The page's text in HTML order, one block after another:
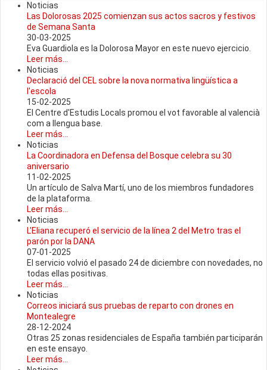
Noticias
Las Dolorosas 2025 comienzan sus actos sacros y festivos
de Semana Santa
30-03-2025
Eva Guardiola es la Dolorosa Mayor en este nuevo ejercicio.
Leer más...
Noticias
Declaració del CEL sobre la nova normativa lingüística a
l'escola
15-02-2025
El Centre d'Estudis Locals promou el vot favorable al valencià
com a llengua base.
Leer más...
Noticias
La Coordinadora en Defensa del Bosque celebra su 30
aniversario
11-02-2025
Un artículo de Salva Martí, uno de los miembros fundadores
de la plataforma.
Leer más...
Noticias
L'Eliana recuperó el servicio de la línea 2 del Metro tras el
parón por la DANA
07-01-2025
El servicio volvió el pasado 24 de diciembre con novedades, no
todas ellas positivas.
Leer más...
Noticias
Correos iniciará sus pruebas de reparto con drones en
Montealegre
28-12-2024
Otras 25 zonas residenciales de España también participarán
en este ensayo.
Leer más...